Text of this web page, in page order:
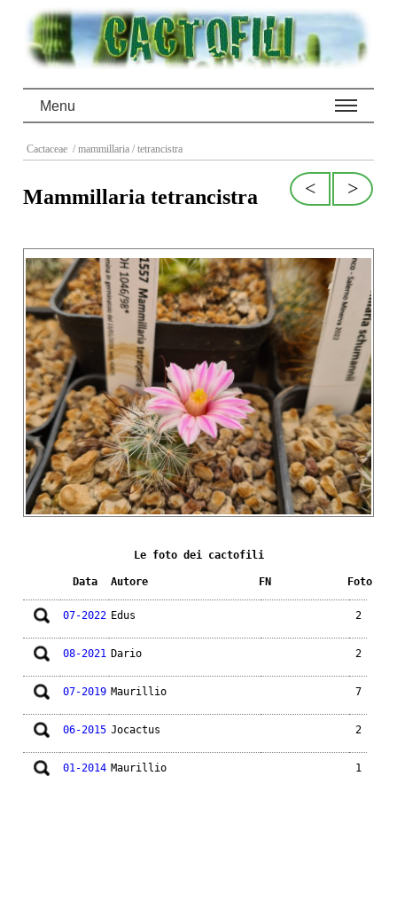
Menu
Cactaceae / mammillaria / tetrancistra
>
<
Mammillaria tetrancistra
Le foto dei cactofili
Data Autore FN Foto
07-2022 Edus 2
08-2021 Dario 2
07-2019 Maurillio 7
06-2015 Jocactus 2
01-2014 Maurillio 1